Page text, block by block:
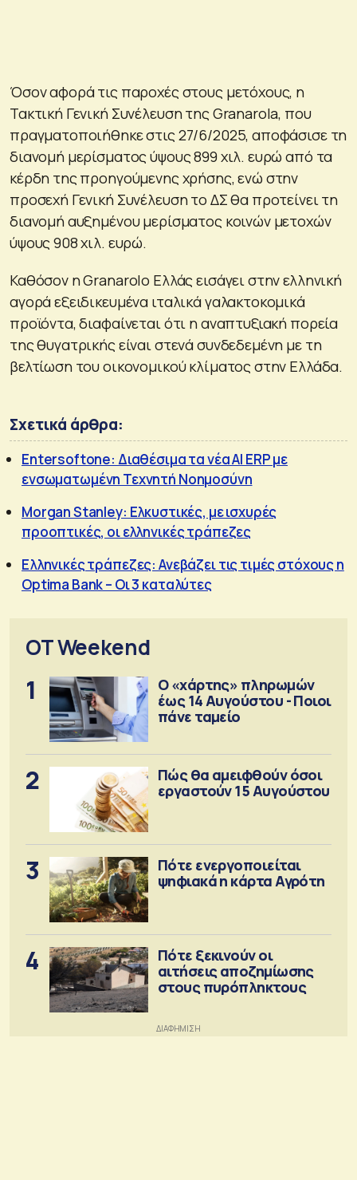
Όσον αφορά τις παροχές στους μετόχους, η
Τακτική Γενική Συνέλευση της Granarola, που
πραγματοποιήθηκε στις 27/6/2025, αποφάσισε τη
διανομή μερίσματος ύψους 899 χιλ. ευρώ από τα
κέρδη της προηγούμενης χρήσης, ενώ στην
προσεχή Γενική Συνέλευση το ΔΣ θα προτείνει τη
διανομή αυξημένου μερίσματος κοινών μετοχών
ύψους 908 χιλ. ευρώ.
Καθόσον η Granarolo Ελλάς εισάγει στην ελληνική
αγορά εξειδικευμένα ιταλικά γαλακτοκομικά
προϊόντα, διαφαίνεται ότι η αναπτυξιακή πορεία
της θυγατρικής είναι στενά συνδεδεμένη με τη
βελτίωση του οικονομικού κλίματος στην Ελλάδα.
Σχετικά άρθρα:
Entersoftone: Διαθέσιμα τα νέα AI ERP με
ενσωματωμένη Τεχνητή Νοημοσύνη
Morgan Stanley: Ελκυστικές, με ισχυρές
προοπτικές, οι ελληνικές τράπεζες
Ελληνικές τράπεζες: Ανεβάζει τις τιμές στόχους η
Optima Bank – Οι 3 καταλύτες
OT Weekend
1
Ο «χάρτης» πληρωμών
έως 14 Αυγούστου - Ποιοι
πάνε ταμείο
2
Πώς θα αμειφθούν όσοι
εργαστούν 15 Αυγούστου
3
Πότε ενεργοποιείται
ψηφιακά η κάρτα Αγρότη
4
Πότε ξεκινούν οι
αιτήσεις αποζημίωσης
στους πυρόπληκτους